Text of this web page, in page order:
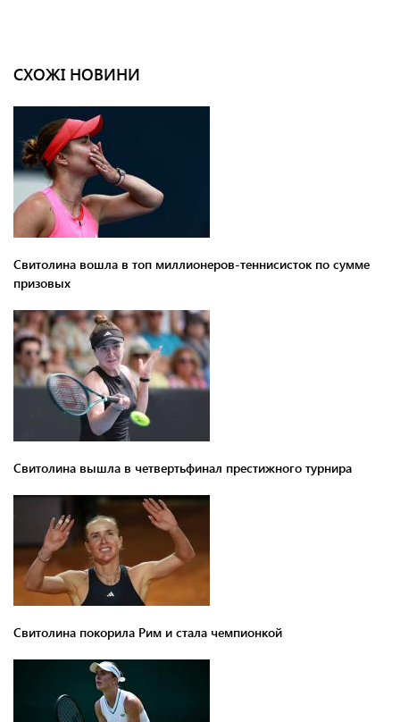
СХОЖІ НОВИНИ
Свитолина вошла в топ миллионеров-теннисисток по сумме
призовых
Свитолина вышла в четвертьфинал престижного турнира
Свитолина покорила Рим и стала чемпионкой